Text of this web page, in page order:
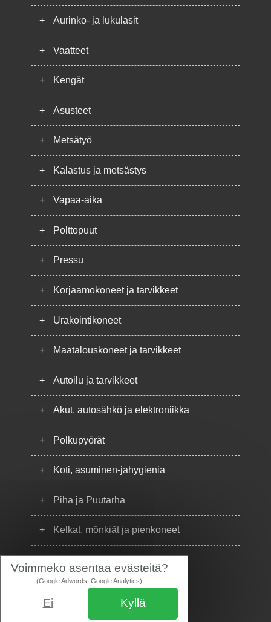
Voimmeko asentaa evästeitä?
(Google Adwords, Google Analytics)
Ei Kyllä
+ Aurinko- ja lukulasit
+ Vaatteet
+ Kengät
+ Asusteet
+ Metsätyö
+ Kalastus ja metsästys
+ Vapaa-aika
+ Polttopuut
+ Pressu
+ Korjaamokoneet ja tarvikkeet
+ Urakointikoneet
+ Maatalouskoneet ja tarvikkeet
+ Autoilu ja tarvikkeet
+ Akut, autosähkö ja elektroniikka
+ Polkupyörät
+ Koti, asuminen-jahygienia
+ Piha ja Puutarha
+ Kelkat, mönkiät ja pienkoneet